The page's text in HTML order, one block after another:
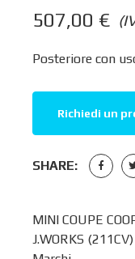
507,00 €
Posteriore con
Richiedi un
SHARE:
MINI COUPE
J.WORKS